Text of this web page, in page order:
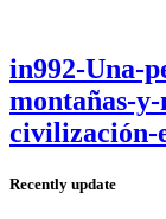
in992-Una-
montañas-
civilización-
Recently update